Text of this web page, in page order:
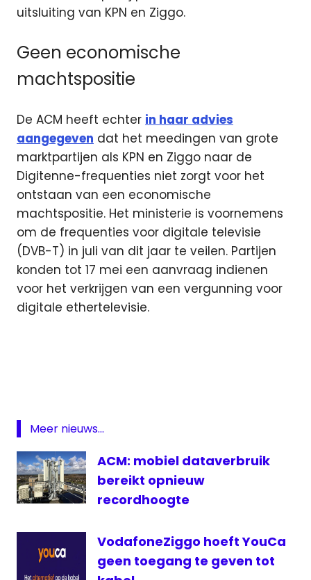
uitsluiting van KPN en Ziggo.
Geen economische
machtspositie
De ACM heeft echter in haar advies
aangegeven dat het meedingen van grote
marktpartijen als KPN en Ziggo naar de
Digitenne-frequenties niet zorgt voor het
ontstaan van een economische
machtspositie. Het ministerie is voornemens
om de frequenties voor digitale televisie
(DVB-T) in juli van dit jaar te veilen. Partijen
konden tot 17 mei een aanvraag indienen
voor het verkrijgen van een vergunning voor
digitale ethertelevisie.
etherfrequenties
Teletenne
Vlaanderen
Meer nieuws...
ACM: mobiel dataverbruik
bereikt opnieuw
recordhoogte
VodafoneZiggo hoeft YouCa
geen toegang te geven tot